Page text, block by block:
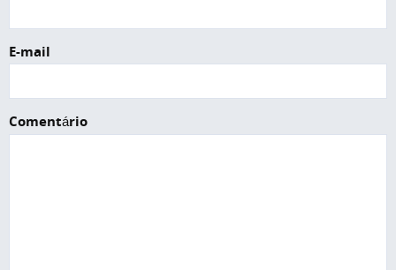
E-mail
Comentário